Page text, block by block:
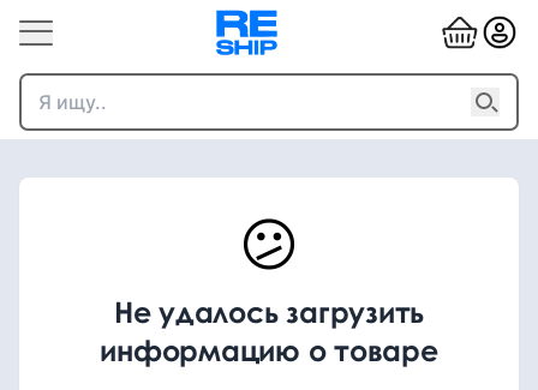
😕
Не удалось загрузить
информацию о товаре